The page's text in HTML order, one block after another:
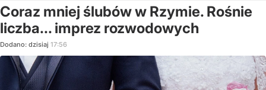
Coraz mniej ślubów w Rzymie. Rośnie
liczba... imprez rozwodowych
Dodano: dzisiaj 17:56